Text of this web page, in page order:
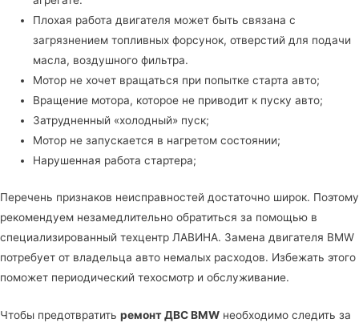
Плохая работа двигателя может быть связана с
загрязнением топливных форсунок, отверстий для подачи
масла, воздушного фильтра.
Мотор не хочет вращаться при попытке старта авто;
Вращение мотора, которое не приводит к пуску авто;
Затрудненный «холодный» пуск;
Мотор не запускается в нагретом состоянии;
Нарушенная работа стартера;
Перечень признаков неисправностей достаточно широк. Поэтому
рекомендуем незамедлительно обратиться за помощью в
специализированный техцентр ЛАВИНА. Замена двигателя BMW
потребует от владельца авто немалых расходов. Избежать этого
поможет периодический техосмотр и обслуживание.
Чтобы предотвратить ремонт ДВС BMW необходимо следить за